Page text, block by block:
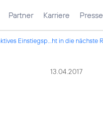
Partner Karriere Presse
Einstiegsp...ht in die nächste
13.04.2017